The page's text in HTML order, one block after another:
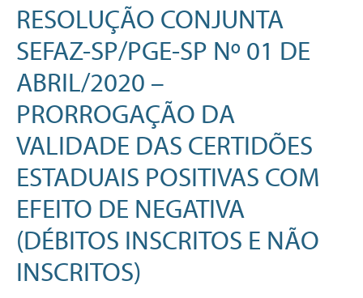
RESOLUÇÃO CONJUNTA
SEFAZ-SP/PGE-SP Nº 01 DE
ABRIL/2020 –
PRORROGAÇÃO DA
VALIDADE DAS CERTIDÕES
ESTADUAIS POSITIVAS COM
EFEITO DE NEGATIVA
(DÉBITOS INSCRITOS E NÃO
INSCRITOS)